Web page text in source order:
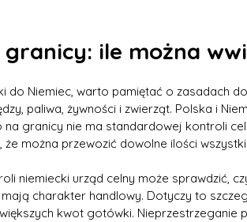
ile można
do Niemiec, warto pamiętać o zasadach
paliwa, żywności i zwierząt. Polska i
na granicy nie ma standardowej kontroli
że można przewozić dowolne ilości
niemiecki urząd celny może sprawdzić,
mają charakter handlowy. Dotyczy to
kwot gotówki. Nieprzestrzeganie